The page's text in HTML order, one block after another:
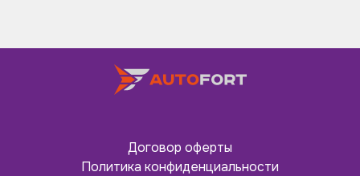
Договор оферты
Политика конфиденциальности